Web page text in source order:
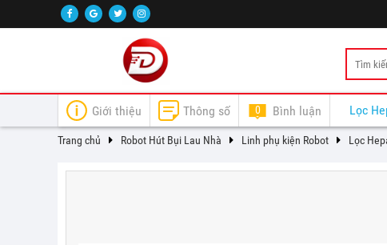
Giới thiệu Thông số 0 Bình luận Lọc
Trang chủ Robot Hút Bụi Lau Nhà Linh phụ kiện Robot Lọc